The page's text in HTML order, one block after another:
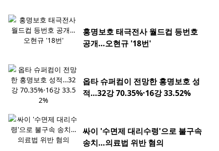
홍명보호 태극전사 월드컵 등번호
공개…오현규 '18번'
옵타 슈퍼컴이 전망한 홍명보호 성
적…32강 70.35%·16강 33.52%
싸이 '수면제 대리수령'으로 불구속
송치…의료법 위반 혐의